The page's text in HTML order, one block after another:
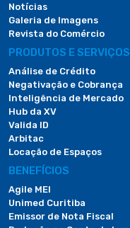
Notícias
Galeria de Imagens
Revista do Comércio
PRODUTOS E SERVIÇOS
Análise de Crédito
Negativação e Cobrança
Inteligência de Mercado
Hub da XV
Valida ID
Arbitac
Locação de Espaços
BENEFÍCIOS
Agile MEI
Unimed Curitiba
Emissor de Nota Fiscal